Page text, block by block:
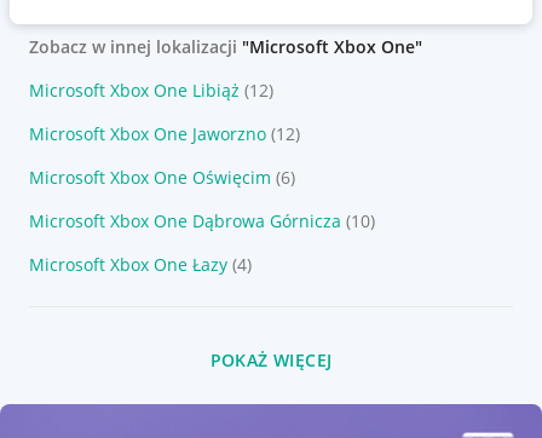
Zobacz w innej lokalizacji "Microsoft Xbox One"
Microsoft Xbox One Libiąż (12)
Microsoft Xbox One Jaworzno (12)
Microsoft Xbox One Oświęcim (6)
Microsoft Xbox One Dąbrowa Górnicza (10)
Microsoft Xbox One Łazy (4)
POKAŻ WIĘCEJ